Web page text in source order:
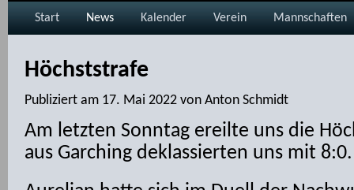
Start News Kalender Verein Mannschaften
Höchststrafe
Publiziert am 17. Mai 2022 von Anton Schmidt
Am letzten Sonntag ereilte uns die
aus Garching deklassierten uns mit 8:0.